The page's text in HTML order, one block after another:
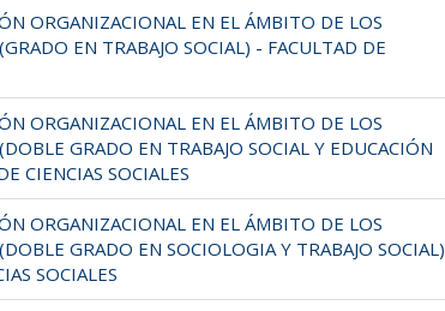
ORGANIZACIONAL EN EL ÁMBITO DE LOS
EN TRABAJO SOCIAL) - FACULTAD DE
ORGANIZACIONAL EN EL ÁMBITO DE LOS
GRADO EN TRABAJO SOCIAL Y EDUCACIÓN
CIENCIAS SOCIALES
ORGANIZACIONAL EN EL ÁMBITO DE LOS
GRADO EN SOCIOLOGIA Y TRABAJO SOCIAL)
SOCIALES